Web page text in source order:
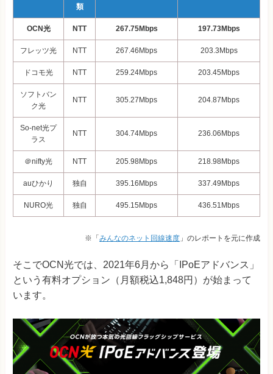
類
OCN光 NTT 267.75Mbps 197.73Mbps
フレッツ光 NTT 267.46Mbps 203.3Mbps
ドコモ光 NTT 259.24Mbps 203.45Mbps
ソフトバン
ク光
NTT 305.27Mbps 204.87Mbps
So-net光プ
ラス
NTT 304.74Mbps 236.06Mbps
＠nifty光 NTT 205.98Mbps 218.98Mbps
auひかり 独自 395.16Mbps 337.49Mbps
NURO光 独自 495.15Mbps 436.51Mbps
※「みんなのネット回線速度 」のレポートを元に作成
そこでOCN光では、2021年6月から「IPoEアドバンス」
という有料オプション（月額税込1,848円）が始まって
います。